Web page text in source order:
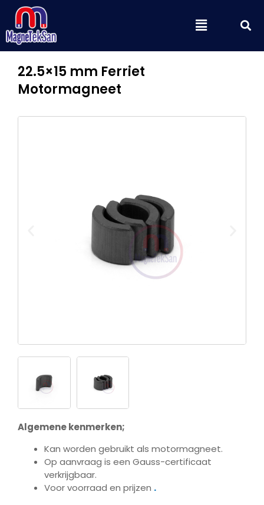
naar
de
inhoud
Menu
22.5×15 mm Ferriet
Motormagneet
Algemene kenmerken;
Kan worden gebruikt als motormagneet.
Op aanvraag is een Gauss-certificaat
verkrijgbaar.
Voor voorraad en prijzen .